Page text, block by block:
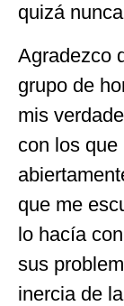
quizá
Agradezco
grupo de
mis
con los
que me
lo hacía
sus
inercia de